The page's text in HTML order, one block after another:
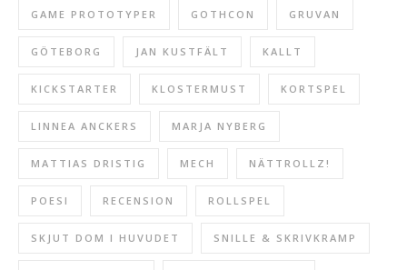
GAME PROTOTYPER GOTHCON GRUVAN
GÖTEBORG JAN KUSTFÄLT KALLT
KICKSTARTER KLOSTERMUST KORTSPEL
LINNEA ANCKERS MARJA NYBERG
MATTIAS DRISTIG MECH NÄTTROLLZ!
POESI RECENSION ROLLSPEL
SKJUT DOM I HUVUDET SNILLE & SKRIVKRAMP